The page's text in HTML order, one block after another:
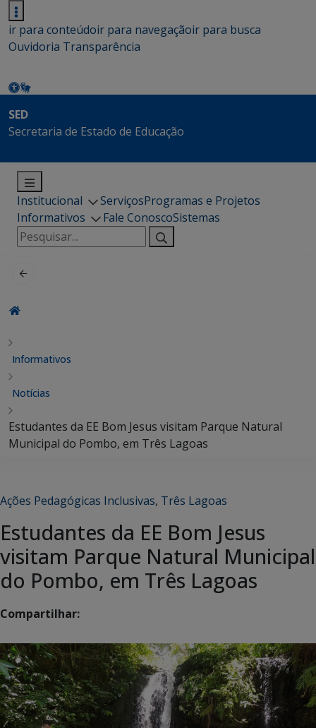
ir para conteúdoir para navegaçãoir para busca
Ouvidoria Transparência
SED
Secretaria de Estado de Educação
Institucional ServiçosProgramas e Projetos
Informativos
Fale ConoscoSistemas
Pesquisar
por:
Informativos
Notícias
Estudantes da EE Bom Jesus visitam Parque Natural
Municipal do Pombo, em Três Lagoas
Ações Pedagógicas Inclusivas, Três Lagoas
Estudantes da EE Bom Jesus
visitam Parque Natural Municipal
do Pombo, em Três Lagoas
Compartilhar: